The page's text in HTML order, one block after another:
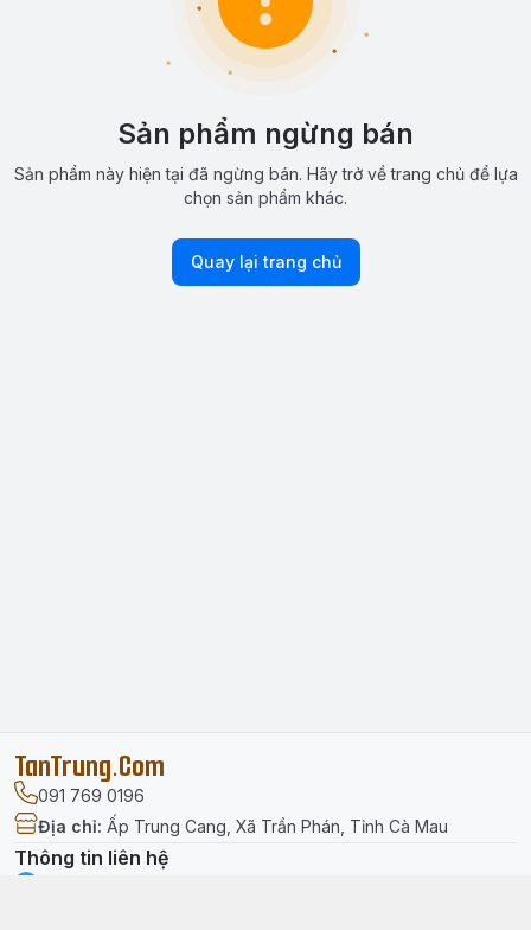
Sản phẩm ngừng bán
Sản phẩm này hiện tại đã ngừng bán. Hãy trở về trang chủ để lựa
chọn sản phẩm khác.
Quay lại trang chủ
TanTrung.Com
091 769 0196
Địa chỉ: Ấp Trung Cang, Xã Trần Phán, Tỉnh Cà Mau
Thông tin liên hệ